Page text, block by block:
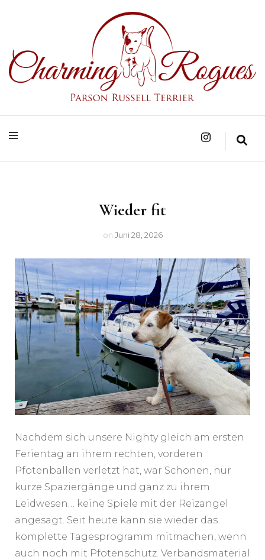
Charming Rogues
Wieder fit
on Juni 28, 2026
Nachdem sich unsere Nighty gleich am ersten
Ferientag an ihrem rechten, vorderen
Pfotenballen verletzt hat, war Schonen, nur
kurze Spaziergänge und ganz zu ihrem
Leidwesen… keine Spiele mit der Reizangel
angesagt. Seit heute kann sie wieder das
komplette Tagesprogramm mitmachen, wenn
auch noch mit Pfotenschutz. Verbandsmaterial